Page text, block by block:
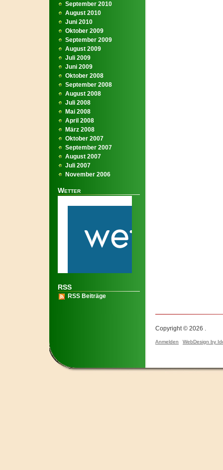
September 2010
August 2010
Juni 2010
Oktober 2009
September 2009
August 2009
Juli 2009
Juni 2009
Oktober 2008
September 2008
August 2008
Juli 2008
Mai 2008
April 2008
März 2008
Oktober 2007
September 2007
August 2007
Juli 2007
November 2006
Wetter
RSS
RSS Beiträge
Copyright © 2026 .
Anmelden WebDesign by